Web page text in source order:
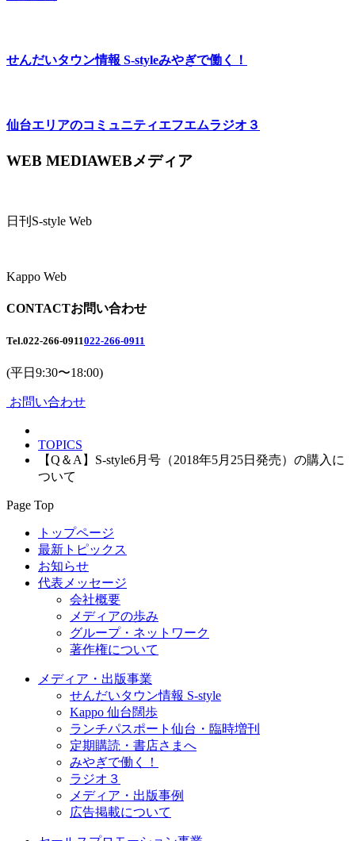
せんだいタウン情報 S-styleみやぎで働く！
仙台エリアのコミュニティエフエムラジオ３
WEB MEDIAWEBメディア
日刊S-style Web
Kappo Web
CONTACTお問い合わせ
Tel.022-266-0911022-266-0911
(平日9:30〜18:00)
お問い合わせ
TOPICS
【Q＆A】S-style6月号（2018年5月25日発売）の購入に
ついて
Page Top
トップページ
最新トピックス
お知らせ
代表メッセージ
会社概要
メディアの歩み
グループ・ネットワーク
著作権について
メディア・出版事業
せんだいタウン情報 S-style
Kappo 仙台闊歩
ランチパスポート仙台・臨時増刊
定期購読・書店さまへ
みやぎで働く！
ラジオ３
メディア・出版事例
広告掲載について